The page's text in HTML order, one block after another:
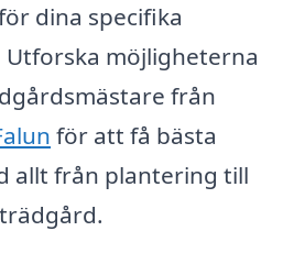
dina specifika
möjligheterna
från
för att få bästa
allt från plantering till